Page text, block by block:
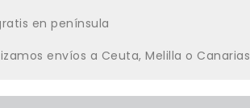
en península
envíos a Ceuta, Melilla o Canarias